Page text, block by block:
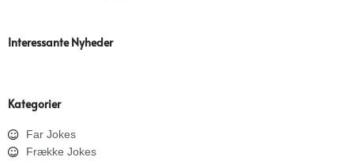
Interessante Nyheder
Kategorier
Far Jokes
Frække Jokes